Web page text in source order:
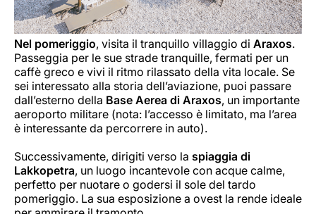
Nel pomeriggio, visita il tranquillo villaggio di Araxos.
Passeggia per le sue strade tranquille, fermati per un
caffè greco e vivi il ritmo rilassato della vita locale. Se
sei interessato alla storia dell’aviazione, puoi passare
dall’esterno della Base Aerea di Araxos, un importante
aeroporto militare (nota: l’accesso è limitato, ma l’area
è interessante da percorrere in auto).
Successivamente, dirigiti verso la spiaggia di
Lakkopetra, un luogo incantevole con acque calme,
perfetto per nuotare o godersi il sole del tardo
pomeriggio. La sua esposizione a ovest la rende ideale